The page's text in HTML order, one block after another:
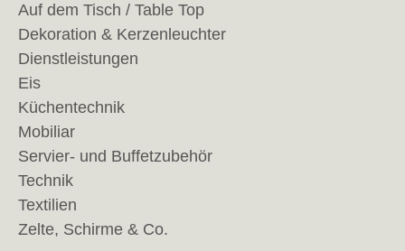
Auf dem Tisch / Table Top
Dekoration & Kerzenleuchter
Dienstleistungen
Eis
Küchentechnik
Mobiliar
Servier- und Buffetzubehör
Technik
Textilien
Zelte, Schirme & Co.